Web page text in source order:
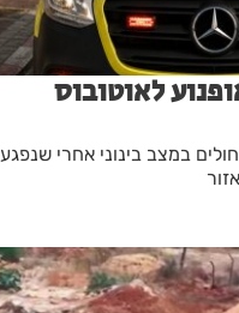
לאוטובוס
במצב בינוני אחרי שנפגע